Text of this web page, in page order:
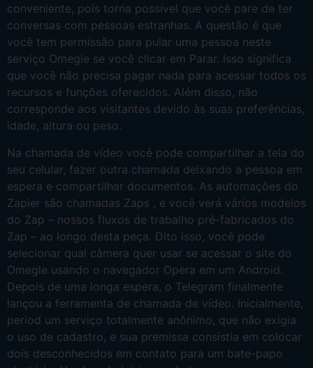
conveniente, pois torna possível que você pare de ter
conversas com pessoas estranhas. A questão é que
você tem permissão para pular uma pessoa neste
serviço Omegle se você clicar em Parar. Isso significa
que você não precisa pagar nada para acessar todos os
recursos e funções oferecidos. Além disso, não
corresponde aos visitantes devido às suas preferências,
idade, altura ou peso.
Na chamada de vídeo você pode compartilhar a tela do
seu celular, fazer outra chamada deixando a pessoa em
espera e compartilhar documentos. As automações do
Zapier são chamadas Zaps , e você verá vários modelos
do Zap – nossos fluxos de trabalho pré-fabricados do
Zap – ao longo desta peça. Dito isso, você pode
selecionar qual câmera quer usar se acessar o site do
Omegle usando o navegador Opera em um Android.
Depois de uma longa espera, o Telegram finalmente
lançou a ferramenta de chamada de vídeo. Inicialmente,
period um serviço totalmente anônimo, que não exigia
o uso de cadastro, e sua premissa consistia em colocar
dois desconhecidos em contato para um bate-papo